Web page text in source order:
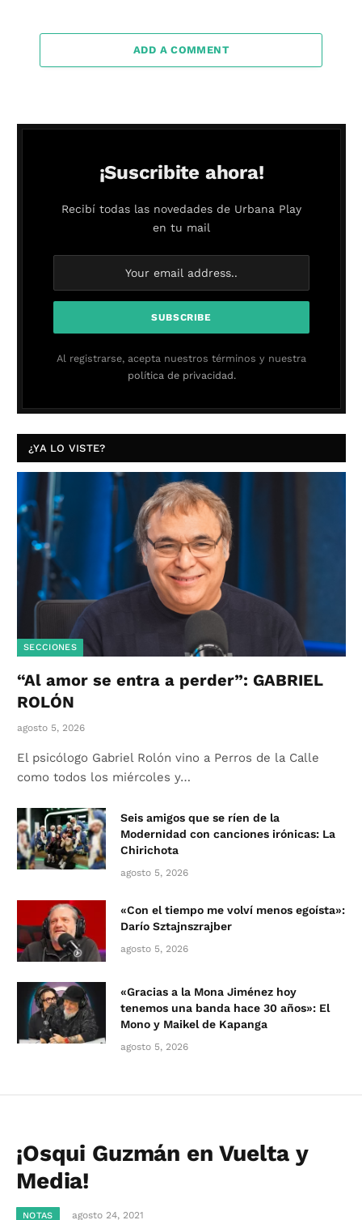
ADD A COMMENT
¡Suscribite ahora!
Recibí todas las novedades de Urbana Play
en tu mail
Al registrarse, acepta nuestros términos y nuestra
política de privacidad.
¿YA LO VISTE?
SECCIONES
“Al amor se entra a perder”: GABRIEL
ROLÓN
agosto 5, 2026
El psicólogo Gabriel Rolón vino a Perros de la Calle
como todos los miércoles y…
Seis amigos que se ríen de la
Modernidad con canciones irónicas: La
Chirichota
agosto 5, 2026
«Con el tiempo me volví menos egoísta»:
Darío Sztajnszrajber
agosto 5, 2026
«Gracias a la Mona Jiménez hoy
tenemos una banda hace 30 años»: El
Mono y Maikel de Kapanga
agosto 5, 2026
¡Osqui Guzmán en Vuelta y
Media!
NOTAS agosto 24, 2021